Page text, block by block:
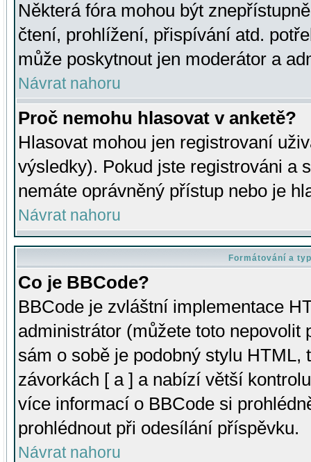
Některá fóra mohou být
čtení, prohlížení, přispívání atd.
může poskytnout jen moderátor a
Návrat nahoru
Proč nemohu hlasovat v anketě?
Hlasovat mohou jen registrovaní
výsledky). Pokud jste registrováni a
nemáte oprávněný přístup nebo je
Návrat nahoru
Formátování a
Co je BBCode?
BBCode je zvláštní implementace
administrátor (můžete toto
sám o sobě je podobný stylu HTML,
závorkách [ a ] a nabízí větší
více informací o BBCode si
prohlédnout při odesílání příspěvku.
Návrat nahoru